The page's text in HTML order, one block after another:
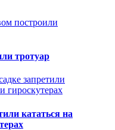
тротуар
кататься на